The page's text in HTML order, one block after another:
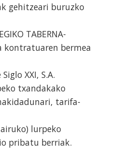
gehitzeari buruzko
TABERNA-
kontratuaren bermea
XXI, S.A.
txandakako
tarifa-
lurpeko
pribatu berriak.